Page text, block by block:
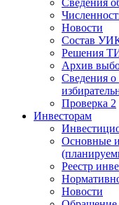
Сведения
Новости
Состав
Решения
Архив
Сведения о
Проверка 2
Инвесторам
Основные
Реестр
Новости